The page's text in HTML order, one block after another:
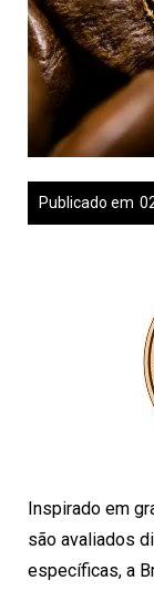
Publicado em
Inspirado em
são avaliados
específicas, a